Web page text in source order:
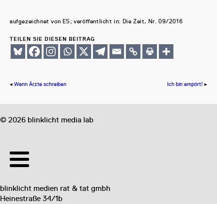
auf­ge­zeich­net von ES; ver­öf­fent­licht in: Die Zeit, Nr. 09/2016
TEILEN SIE DIESEN BEITRAG
◂ Wenn Ärzte schreiben Ich bin empört! ▸
© 2026 blinklicht media lab
blinklicht medien rat & tat gmbh
Heinestraße 34/1b